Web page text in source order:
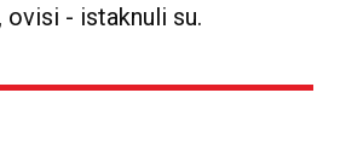
- istaknuli su.